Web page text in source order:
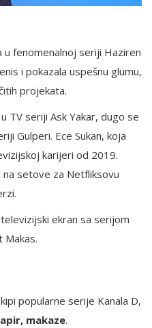
u fenomenalnoj seriji Haziren
i pokazala uspešnu glumu,
projekata.
TV seriji Ask Yakar, dugo se
Gulperi. Ece Sukan, koja
karijeri od 2019.
setove za Netfliksovu
ekran sa serijom
Makas.
popularne serije Kanala D,
makaze.